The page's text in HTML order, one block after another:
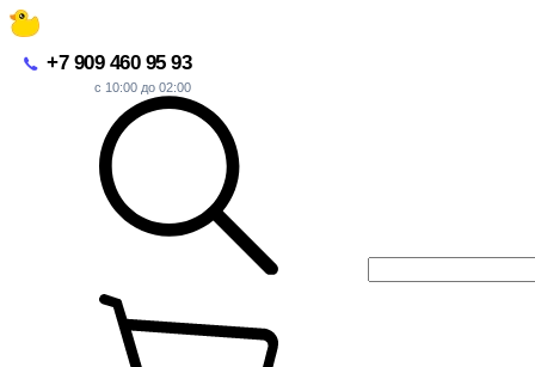
+7 909 460 95 93
с 10:00 до 02:00